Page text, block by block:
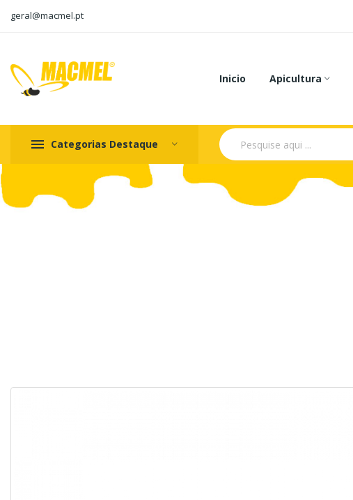
geral@macmel.pt
Inicio Apicultura
Categorias Destaque